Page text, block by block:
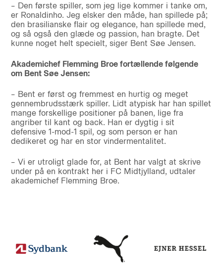
– Den første spiller, som jeg lige kommer i tanke om,
er Ronaldinho. Jeg elsker den måde, han spillede på;
den brasilianske flair og elegance, han spillede med,
og så også den glæde og passion, han bragte. Det
kunne noget helt specielt, siger Bent Søe Jensen.
Akademichef Flemming Broe fortællende følgende
om Bent Søe Jensen:
– Bent er først og fremmest en hurtig og meget
gennembrudsstærk spiller. Lidt atypisk har han spillet
mange forskellige positioner på banen, lige fra
angriber til kant og back. Han er dygtig i sit
defensive 1-mod-1 spil, og som person er han
dedikeret og har en stor vindermentalitet.
– Vi er utroligt glade for, at Bent har valgt at skrive
under på en kontrakt her i FC Midtjylland, udtaler
akademichef Flemming Broe.